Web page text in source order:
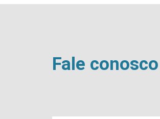
Fale